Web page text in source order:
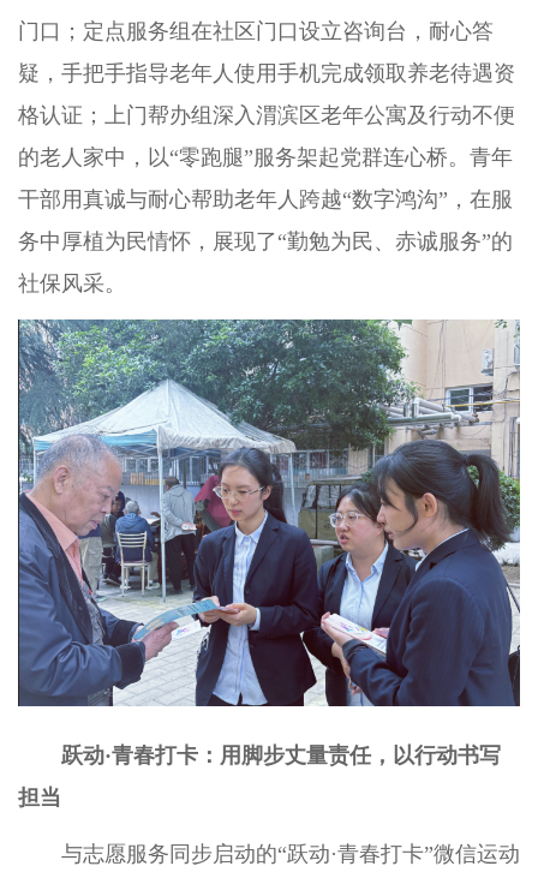
门口；定点服务组在社区门口设立咨询台，耐心答
疑，手把手指导老年人使用手机完成领取养老待遇资
格认证；上门帮办组深入渭滨区老年公寓及行动不便
的老人家中，以“零跑腿”服务架起党群连心桥。青年
干部用真诚与耐心帮助老年人跨越“数字鸿沟”，在服
务中厚植为民情怀，展现了“勤勉为民、赤诚服务”的
社保风采。
跃动·青春打卡：用脚步丈量责任，以行动书写
担当
与志愿服务同步启动的“跃动·青春打卡”微信运动